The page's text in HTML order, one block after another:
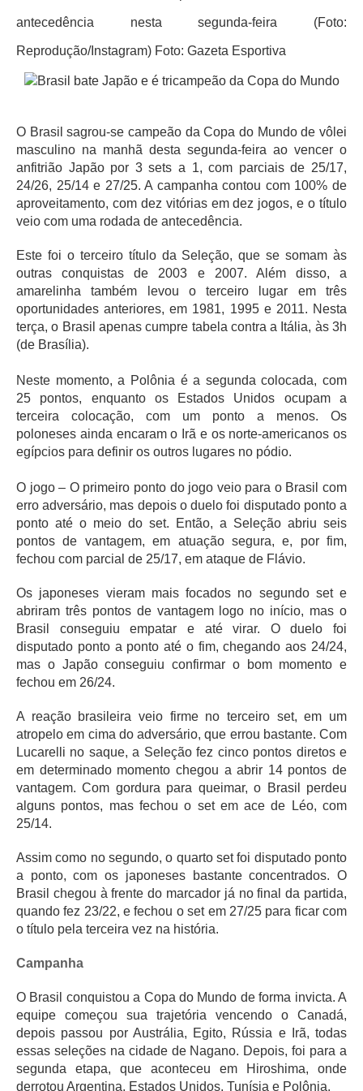
antecedência nesta segunda-feira (Foto:
Reprodução/Instagram) Foto: Gazeta Esportiva
O Brasil sagrou-se campeão da Copa do Mundo de vôlei
masculino na manhã desta segunda-feira ao vencer o
anfitrião Japão por 3 sets a 1, com parciais de 25/17,
24/26, 25/14 e 27/25. A campanha contou com 100% de
aproveitamento, com dez vitórias em dez jogos, e o título
veio com uma rodada de antecedência.
Este foi o terceiro título da Seleção, que se somam às
outras conquistas de 2003 e 2007. Além disso, a
amarelinha também levou o terceiro lugar em três
oportunidades anteriores, em 1981, 1995 e 2011. Nesta
terça, o Brasil apenas cumpre tabela contra a Itália, às 3h
(de Brasília).
Neste momento, a Polônia é a segunda colocada, com
25 pontos, enquanto os Estados Unidos ocupam a
terceira colocação, com um ponto a menos. Os
poloneses ainda encaram o Irã e os norte-americanos os
egípcios para definir os outros lugares no pódio.
O jogo – O primeiro ponto do jogo veio para o Brasil com
erro adversário, mas depois o duelo foi disputado ponto a
ponto até o meio do set. Então, a Seleção abriu seis
pontos de vantagem, em atuação segura, e, por fim,
fechou com parcial de 25/17, em ataque de Flávio.
Os japoneses vieram mais focados no segundo set e
abriram três pontos de vantagem logo no início, mas o
Brasil conseguiu empatar e até virar. O duelo foi
disputado ponto a ponto até o fim, chegando aos 24/24,
mas o Japão conseguiu confirmar o bom momento e
fechou em 26/24.
A reação brasileira veio firme no terceiro set, em um
atropelo em cima do adversário, que errou bastante. Com
Lucarelli no saque, a Seleção fez cinco pontos diretos e
em determinado momento chegou a abrir 14 pontos de
vantagem. Com gordura para queimar, o Brasil perdeu
alguns pontos, mas fechou o set em ace de Léo, com
25/14.
Assim como no segundo, o quarto set foi disputado ponto
a ponto, com os japoneses bastante concentrados. O
Brasil chegou à frente do marcador já no final da partida,
quando fez 23/22, e fechou o set em 27/25 para ficar com
o título pela terceira vez na história.
Campanha
O Brasil conquistou a Copa do Mundo de forma invicta. A
equipe começou sua trajetória vencendo o Canadá,
depois passou por Austrália, Egito, Rússia e Irã, todas
essas seleções na cidade de Nagano. Depois, foi para a
segunda etapa, que aconteceu em Hiroshima, onde
derrotou Argentina, Estados Unidos, Tunísia e Polônia.